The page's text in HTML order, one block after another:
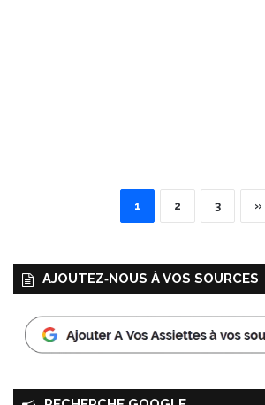
1 2 3 »
AJOUTEZ‑NOUS À VOS SOURCES